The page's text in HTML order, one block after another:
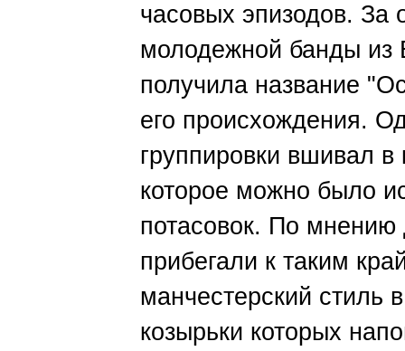
часовых эпизодов. За
молодежной банды из
получила название
его происхождения.
группировки вшивал в
которое можно было
потасовок. По мнению
прибегали к таким
манчестерский стиль
козырьки которых